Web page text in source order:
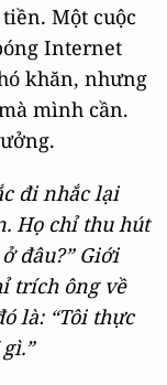
Một cuộc
Internet
khăn, nhưng
mình cần.
đi nhắc lại
Họ chỉ thu hút
đâu?” Giới
trích ông về
là: “Tôi thực